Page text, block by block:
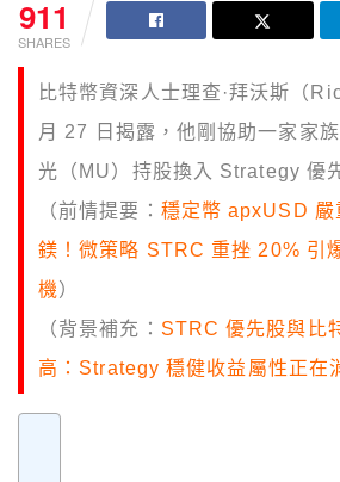
911
SHARES
比特幣資深人士理查·拜沃斯（
月 27 日揭露，他剛協助一家家
光（MU）持股換入 Strategy 優
（前情提要： 穩定幣 apxUSD
鎂！微策略 STRC 重挫 20% 引
機）
（背景補充： STRC 優先股與比
高：Strategy 穩健收益屬性正在